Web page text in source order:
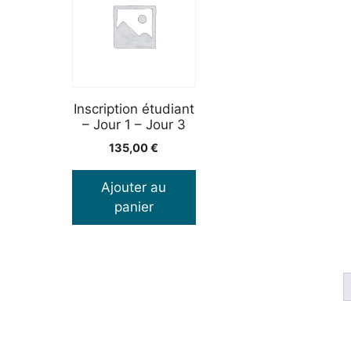
Inscription étudiant
– Jour 1 – Jour 3
135,00€
Ajouter au
panier